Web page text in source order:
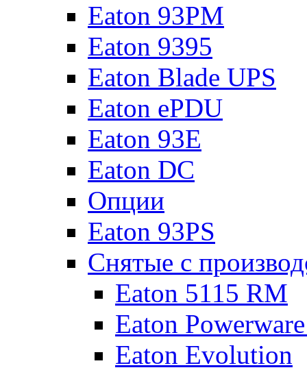
Eaton 93PM
Eaton 9395
Eaton Blade UPS
Eaton ePDU
Eaton 93E
Eaton DC
Опции
Eaton 93PS
Снятые с
Eaton 5115 RM
Eaton
Eaton Evolution